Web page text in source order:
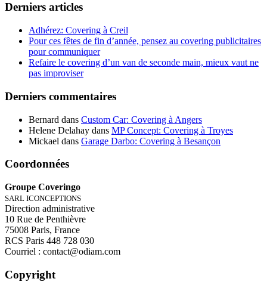
Derniers articles
Adhérez: Covering à Creil
Pour ces fêtes de fin d’année, pensez au covering publicitaires
pour communiquer
Refaire le covering d’un van de seconde main, mieux vaut ne
pas improviser
Derniers commentaires
Bernard dans Custom Car: Covering à Angers
Helene Delahay dans MP Concept: Covering à Troyes
Mickael dans Garage Darbo: Covering à Besançon
Coordonnées
Groupe Coveringo
SARL ICONCEPTIONS
Direction administrative
10 Rue de Penthièvre
75008 Paris, France
RCS Paris 448 728 030
Courriel : contact@odiam.com
Copyright